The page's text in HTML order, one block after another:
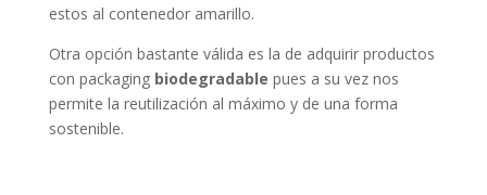
estos al contenedor amarillo.
Otra opción bastante válida es la de adquirir productos
con packaging biodegradable pues a su vez nos
permite la reutilización al máximo y de una forma
sostenible.